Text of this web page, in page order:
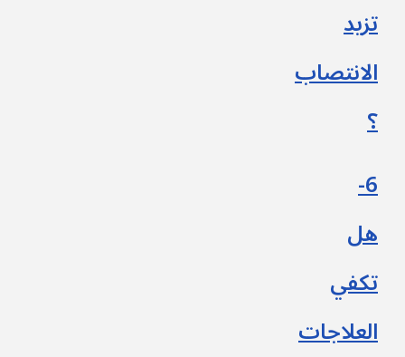
تزيد
الانتصاب
؟
6-
هل
تكفي
العلاجات